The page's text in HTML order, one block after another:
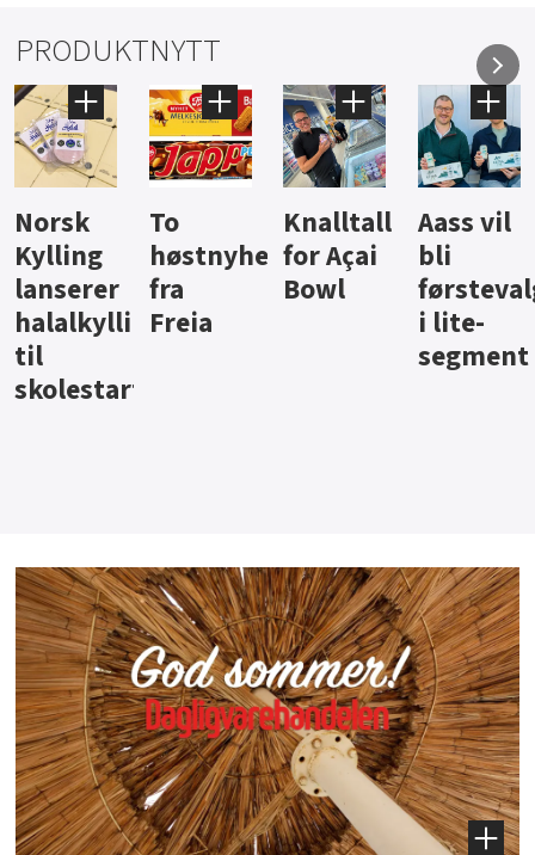
PRODUKTNYTT
Knalltall
for Açai
Bowl
Aass vil
bli
førstevalg
i lite-
Brus og
jus fra
Berentsen
Hard
iste fra
Hansa